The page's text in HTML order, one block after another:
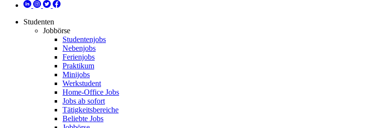
Studenten
Jobbörse
Studentenjobs
Nebenjobs
Ferienjobs
Praktikum
Minijobs
Werkstudent
Home-Office Jobs
Jobs ab sofort
Tätigkeitsbereiche
Beliebte Jobs